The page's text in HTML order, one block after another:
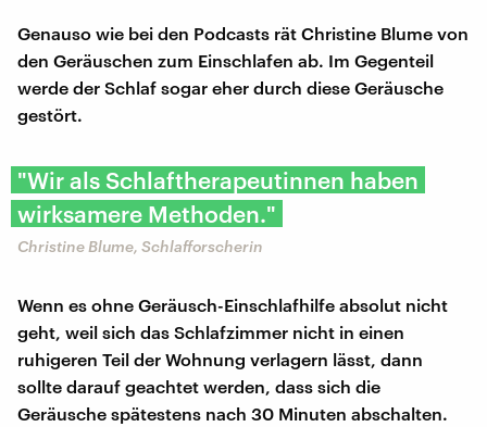
Genauso wie bei den Podcasts rät Christine Blume von
den Geräuschen zum Einschlafen ab. Im Gegenteil
werde der Schlaf sogar eher durch diese Geräusche
gestört.
"Wir als Schlaftherapeutinnen haben
wirksamere Methoden."
Christine Blume, Schlafforscherin
Wenn es ohne Geräusch-Einschlafhilfe absolut nicht
geht, weil sich das Schlafzimmer nicht in einen
ruhigeren Teil der Wohnung verlagern lässt, dann
sollte darauf geachtet werden, dass sich die
Geräusche spätestens nach 30 Minuten abschalten.